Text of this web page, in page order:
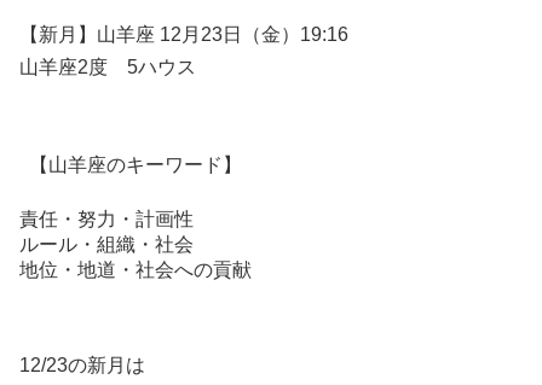
【新月】山羊座 12月23日（金）19:16
山羊座2度 5ハウス
【山羊座のキーワード】
責任・努力・計画性
ルール・組織・社会
地位・地道・社会への貢献
12/23の新月は